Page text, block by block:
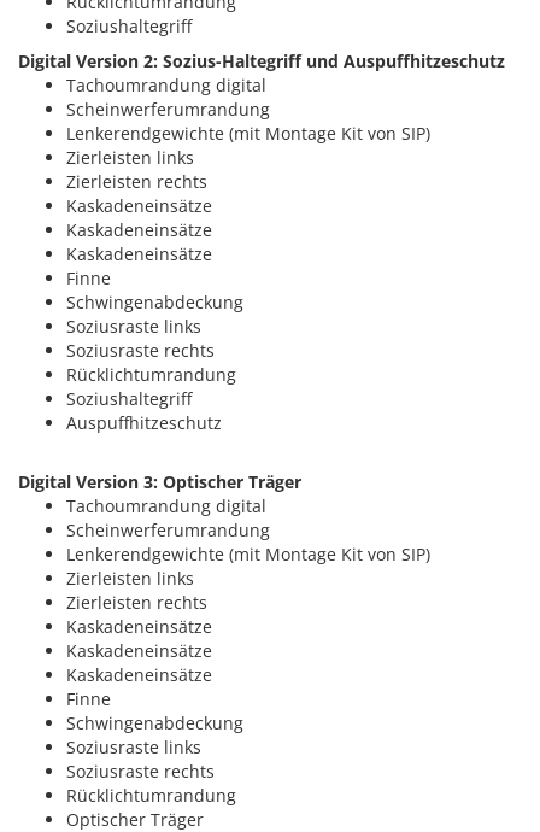
Soziushaltegriff
Digital Version 2: Sozius-Haltegriff und Auspuffhitzeschutz
Tachoumrandung digital
Scheinwerferumrandung
Lenkerendgewichte (mit Montage Kit von SIP)
Zierleisten links
Zierleisten rechts
Kaskadeneinsätze
Kaskadeneinsätze
Kaskadeneinsätze
Finne
Schwingenabdeckung
Soziusraste links
Soziusraste rechts
Rücklichtumrandung
Soziushaltegriff
Auspuffhitzeschutz
Digital Version 3: Optischer Träger
Tachoumrandung digital
Scheinwerferumrandung
Lenkerendgewichte (mit Montage Kit von SIP)
Zierleisten links
Zierleisten rechts
Kaskadeneinsätze
Kaskadeneinsätze
Kaskadeneinsätze
Finne
Schwingenabdeckung
Soziusraste links
Soziusraste rechts
Rücklichtumrandung
Optischer Träger